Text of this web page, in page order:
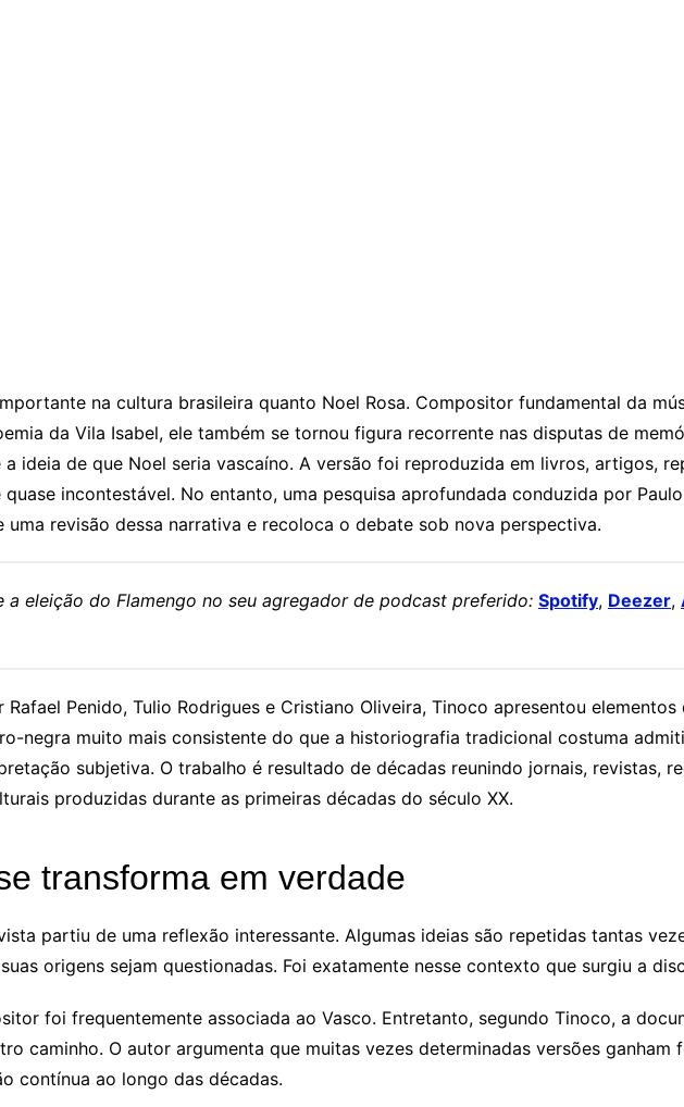
na cultura brasileira quanto Noel Rosa. Compositor fundamental da
da Vila Isabel, ele também se tornou figura recorrente nas disputas de
ideia de que Noel seria vascaíno. A versão foi reproduzida em livros, artigos,
incontestável. No entanto, uma pesquisa aprofundada conduzida por
uma revisão dessa narrativa e recoloca o debate sob nova perspectiva.
a eleição do Flamengo no seu agregador de podcast preferido: Spotify, Deezer,
Penido, Tulio Rodrigues e Cristiano Oliveira, Tinoco apresentou
negra muito mais consistente do que a historiografia tradicional costuma
subjetiva. O trabalho é resultado de décadas reunindo jornais, revistas,
produzidas durante as primeiras décadas do século XX.
transforma em verdade
partiu de uma reflexão interessante. Algumas ideias são repetidas tantas
origens sejam questionadas. Foi exatamente nesse contexto que surgiu a
foi frequentemente associada ao Vasco. Entretanto, segundo Tinoco, a
caminho. O autor argumenta que muitas vezes determinadas versões ganham
contínua ao longo das décadas.